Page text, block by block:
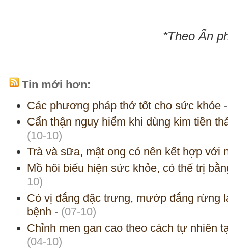
*Theo Ấn
Tin mới hơn:
Các phương pháp thở tốt cho sức khỏe
Cẩn thận nguy hiểm khi dùng kim tiền
(10-10)
Trà và sữa, mật ong có nên kết hợp với
Mồ hôi biểu hiện sức khỏe, có thể trị
10)
Có vị đắng đặc trưng, mướp đắng rừng
bệnh - (07-10)
Chỉnh men gan cao theo cách tự nhiên
(04-10)